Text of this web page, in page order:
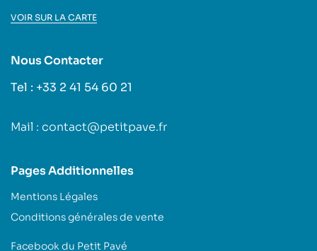
VOIR SUR LA CARTE
Nous Contacter
Tel : +33 2 41 54 60 21
Mail : contact@petitpave.fr
Pages Additionnelles
Mentions Légales
Conditions générales de vente
Facebook du Petit Pavé